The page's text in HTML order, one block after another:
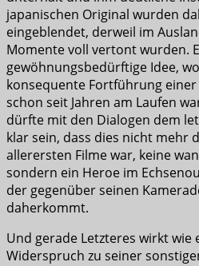
japanischen Original wurden
eingeblendet, derweil im
Momente voll vertont wurden.
gewöhnungsbedürftige Idee,
konsequente Fortführung
schon seit Jahren am Laufen
dürfte mit den Dialogen dem
klar sein, dass dies nicht mehr
allerersten Filme war, keine
sondern ein Heroe im
der gegenüber seinen
daherkommt.
Und gerade Letzteres wirkt wie
Widerspruch zu seiner